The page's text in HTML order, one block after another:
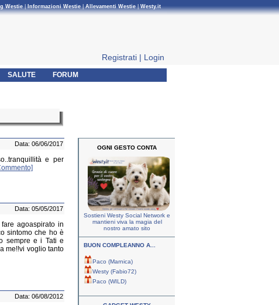
Westie| Informazioni Westie|Allevamenti Westie|Westy.it
Registrati | Login
SALUTE FORUM
Data: 06/06/2017
e per
Data: 05/05/2017
agoaspirato in
sintomo che ho è
sempre e i Tati e
me!!vi voglio tanto
Data: 06/08/2012
OGNI GESTO CONTA
Sostieni Westy Social Network e
mantieni viva la magia del
nostro amato sito
BUON COMPLEANNO A...
Paco (Marnica)
Westy (Fabio72)
Paco (WILD)